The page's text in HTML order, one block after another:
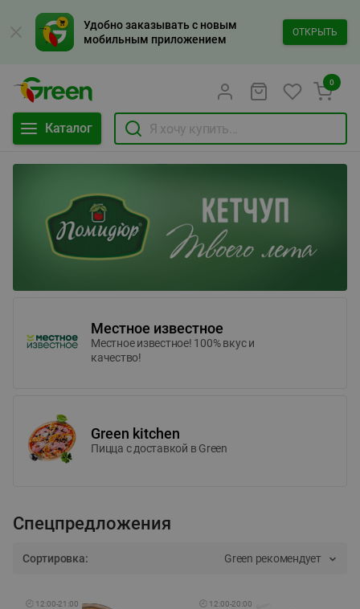
Удобно заказывать с новым
мобильным приложением
ОТКРЫТЬ
Каталог
0
Местное известное
Местное известное! 100% вкус и
качество!
Green kitchen
Пицца c доставкой в Green
Спецпредложения
Сортировка: Green рекомендует
🕘 12:00-21:00 🕘 12:00-20:00